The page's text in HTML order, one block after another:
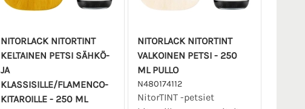
NITORLACK NITORTINT
KELTAINEN PETSI SÄHKÖ-
JA
KLASSISILLE/FLAMENCO-
KITAROILLE - 250 ML
NITORLACK NITORTINT
VALKOINEN PETSI - 250
ML PULLO
N480174112
NitorTINT -petsiet